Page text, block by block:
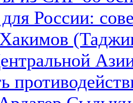
для России: